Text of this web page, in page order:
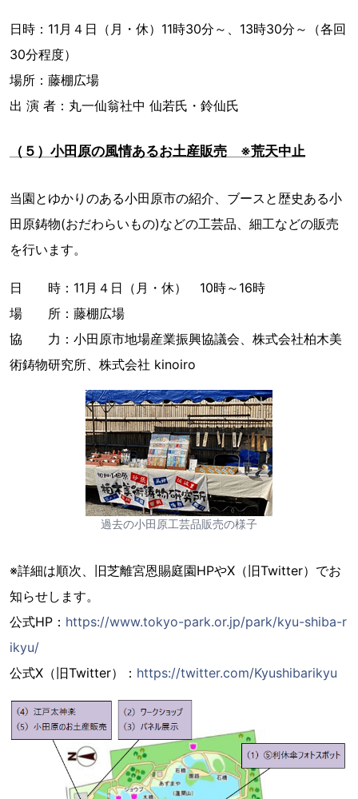
日時：11月４日（月・休）11時30分～、13時30分～（各回
30分程度）
場所：藤棚広場
出 演 者：丸一仙翁社中 仙若氏・鈴仙氏
（５）小田原の風情あるお土産販売 ※荒天中止
当園とゆかりのある小田原市の紹介、ブースと歴史ある小
田原鋳物(おだわらいもの)などの工芸品、細工などの販売
を行います。
日 時：11月４日（月・休） 10時～16時
場 所：藤棚広場
協 力：小田原市地場産業振興協議会、株式会社柏木美
術鋳物研究所、株式会社 kinoiro
過去の小田原工芸品販売の様子
※詳細は順次、旧芝離宮恩賜庭園HPやX（旧Twitter）でお
知らせします。
公式HP： https://www.tokyo-park.or.jp/park/kyu-shiba-r
ikyu/
公式X（旧Twitter）： https://twitter.com/Kyushibarikyu